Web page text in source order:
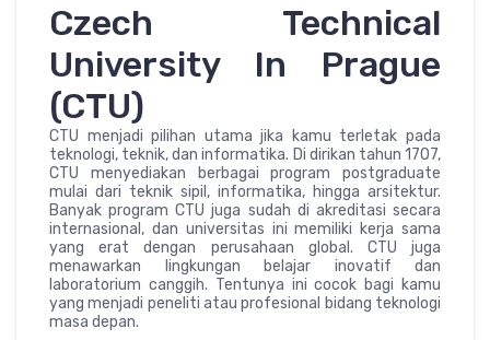
Czech Technical
University In Prague
(CTU)
CTU menjadi pilihan utama jika kamu terletak pada
teknologi, teknik, dan informatika. Di dirikan tahun 1707,
CTU menyediakan berbagai program postgraduate
mulai dari teknik sipil, informatika, hingga arsitektur.
Banyak program CTU juga sudah di akreditasi secara
internasional, dan universitas ini memiliki kerja sama
yang erat dengan perusahaan global. CTU juga
menawarkan lingkungan belajar inovatif dan
laboratorium canggih. Tentunya ini cocok bagi kamu
yang menjadi peneliti atau profesional bidang teknologi
masa depan.